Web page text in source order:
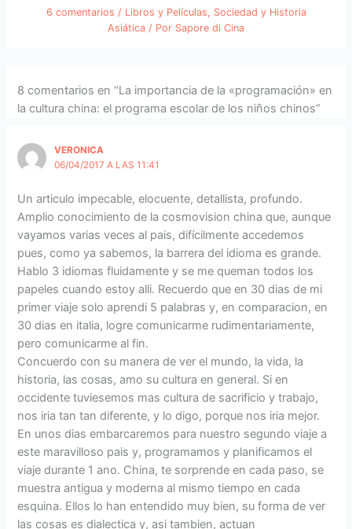
6 comentarios / Libros y Películas, Sociedad y Historia
Asiática / Por Sapore di Cina
8 comentarios en “La importancia de la «programación» en
la cultura china: el programa escolar de los niños chinos”
VERONICA
06/04/2017 A LAS 11:41
Un articulo impecable, elocuente, detallista, profundo.
Amplio conocimiento de la cosmovision china que, aunque
vayamos varias veces al pais, difícilmente accedemos
pues, como ya sabemos, la barrera del idioma es grande.
Hablo 3 idiomas fluidamente y se me queman todos los
papeles cuando estoy alli. Recuerdo que en 30 dias de mi
primer viaje solo aprendi 5 palabras y, en comparacion, en
30 dias en italia, logre comunicarme rudimentariamente,
pero comunicarme al fin.
Concuerdo con su manera de ver el mundo, la vida, la
historia, las cosas, amo su cultura en general. Si en
occidente tuviesemos mas cultura de sacrificio y trabajo,
nos iria tan tan diferente, y lo digo, porque nos iria mejor.
En unos dias embarcaremos para nuestro segundo viaje a
este maravilloso pais y, programamos y planificamos el
viaje durante 1 ano. China, te sorprende en cada paso, se
muestra antigua y moderna al mismo tiempo en cada
esquina. Ellos lo han entendido muy bien, su forma de ver
las cosas es dialectica y, asi tambien, actuan